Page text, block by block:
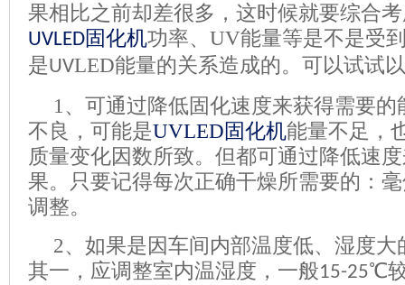
果相比之前却差很多，这时候就要综合
UVLED固化机功率、 UV能量等是不是受
是UVLED能量的关系造成的。可以试试
1、可通过降低固化速度来获得需要
不良，可能是UVLED固化机能量不足，
质量变化因数所致。但都可通过降低速
果。只要记得每次正确干燥所需要的：
调整。
2、如果是因车间内部温度低、湿度
其一，应调整室内温湿度，一般15-25℃